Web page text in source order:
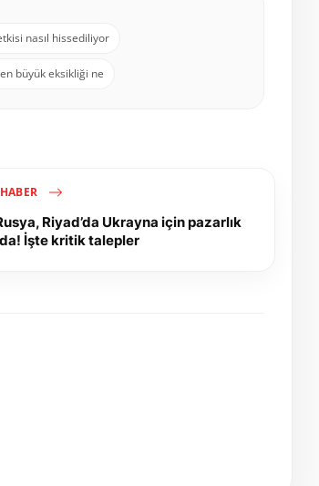
nasıl hissediliyor
büyük eksikliği ne
Riyad’da Ukrayna için pazarlık
İşte kritik talepler